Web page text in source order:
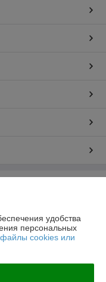
удобства
персональных
cookies или